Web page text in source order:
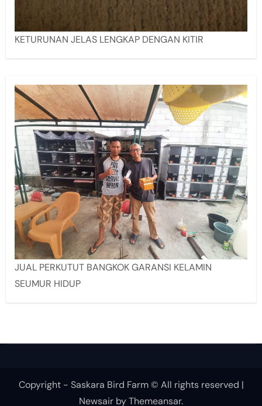
KETURUNAN JELAS LENGKAP DENGAN KITIR
JUAL PERKUTUT BANGKOK GARANSI KELAMIN
SEUMUR HIDUP
Copyright - Saskara Bird Farm © All rights reserved |
Newsair byThemeansar.